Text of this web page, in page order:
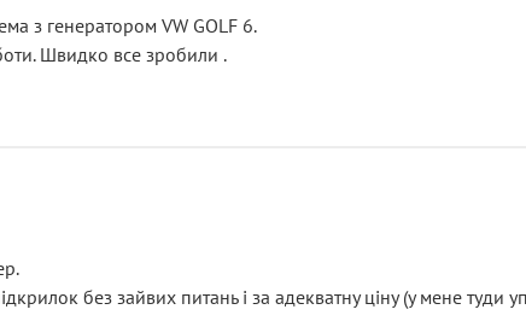
з генератором VW GOLF 6.
Швидко все зробили .
без зайвих питань і за адекватну ціну (у мене туди